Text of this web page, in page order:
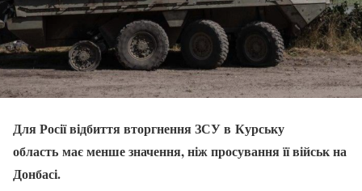
Для Росії відбиття вторгнення ЗСУ в Курську
область має менше значення, ніж просування її військ на
Донбасі.